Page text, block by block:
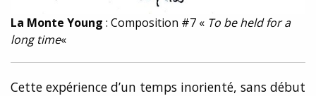
La Monte Young : Composition #7 « To be held for a
long time«
Cette expérience d’un temps inorienté, sans début